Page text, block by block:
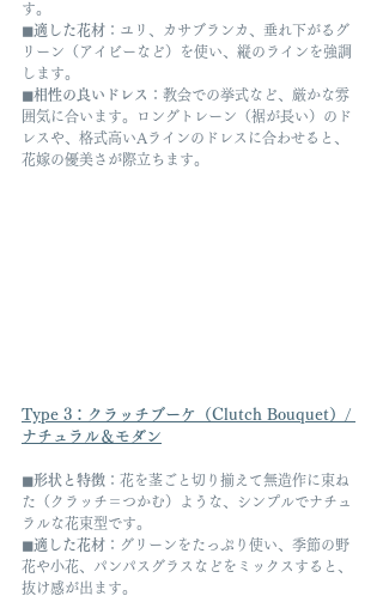
す。
◼︎適した花材 ：ユリ、カサブランカ、垂れ下がるグ
リーン（アイビーなど）を使い、縦のラインを強調
します。
◼︎相性の良いドレス ：教会での挙式など、厳かな雰
囲気に合います。ロングトレーン（裾が長い）のド
レスや、格式高いAラインのドレスに合わせると、
花嫁の優美さが際立ちます。
Type 3： クラッチブーケ（Clutch Bouquet） /
ナチュラル＆モダン
◼︎形状と特徴 ：花を茎ごと切り揃えて無造作に束ね
た（クラッチ＝つかむ）ような、シンプルでナチュ
ラルな花束型です。
◼︎適した花材 ：グリーンをたっぷり使い、季節の野
花や小花、パンパスグラスなどをミックスすると、
抜け感が出ます。